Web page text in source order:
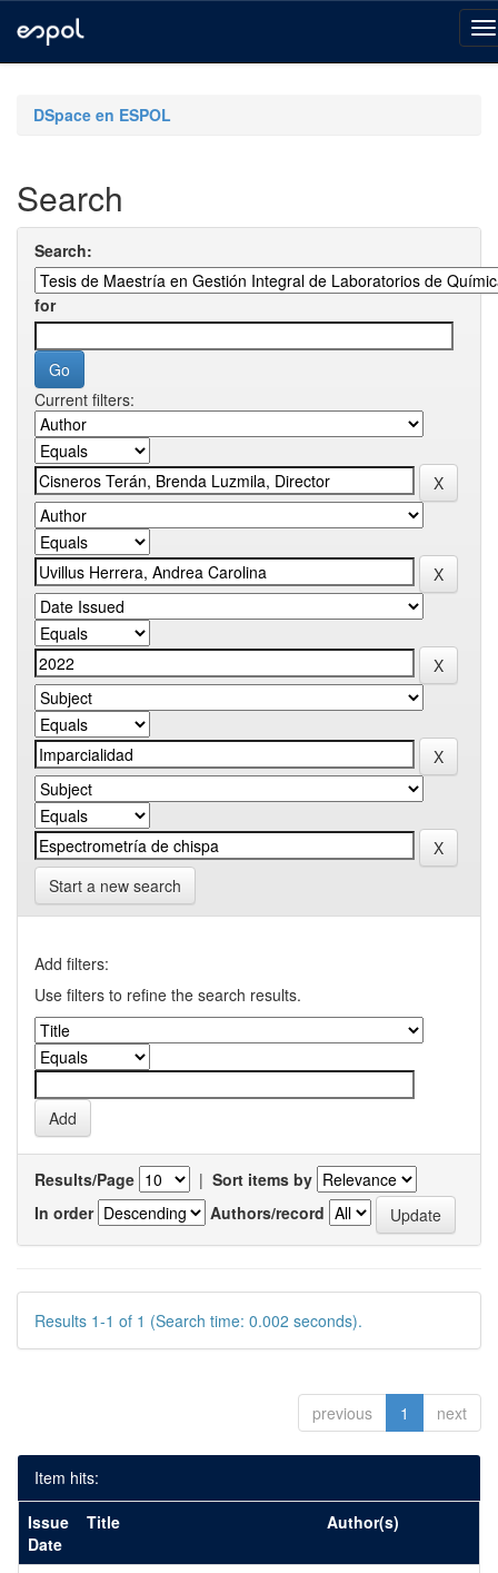
navigationDSpace en ESPOL
Search
Search:
for
Current filters:
Start a new search
Add filters:
Use filters to refine the search results.
Results/Page | Sort items by
In order
Authors/record
Results 1-1 of 1 (Search time: 0.002 seconds).
previous 1 next
Item hits:
Issue
Date
Title Author(s)